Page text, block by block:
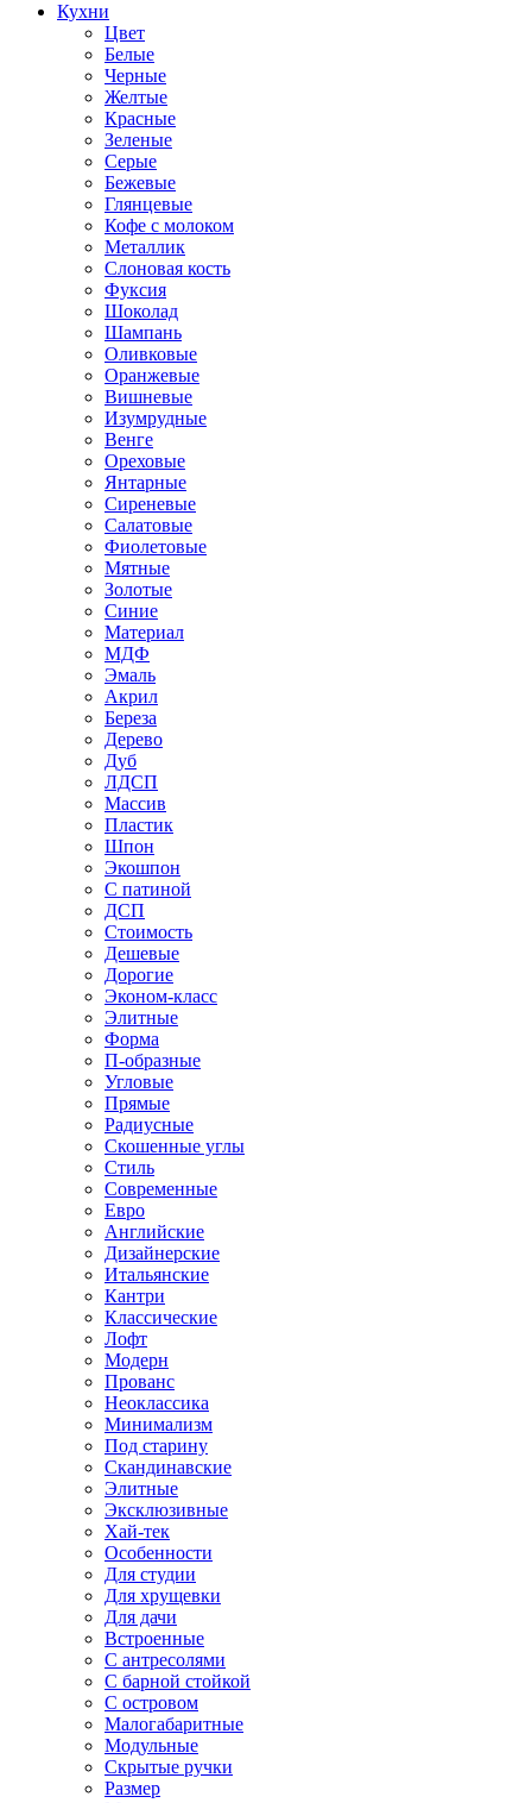
Кухни
Цвет
Белые
Черные
Желтые
Красные
Зеленые
Серые
Бежевые
Глянцевые
Кофе с молоком
Металлик
Слоновая кость
Фуксия
Шоколад
Шампань
Оливковые
Оранжевые
Вишневые
Изумрудные
Венге
Ореховые
Янтарные
Сиреневые
Салатовые
Фиолетовые
Мятные
Золотые
Синие
Материал
МДФ
Эмаль
Акрил
Береза
Дерево
Дуб
ЛДСП
Массив
Пластик
Шпон
Экошпон
С патиной
ДСП
Стоимость
Дешевые
Дорогие
Эконом-класс
Элитные
Форма
П-образные
Угловые
Прямые
Радиусные
Скошенные углы
Стиль
Современные
Евро
Английские
Дизайнерские
Итальянские
Кантри
Классические
Лофт
Модерн
Прованс
Неоклассика
Минимализм
Под старину
Скандинавские
Элитные
Эксклюзивные
Хай-тек
Особенности
Для студии
Для хрущевки
Для дачи
Встроенные
С антресолями
С барной стойкой
С островом
Малогабаритные
Модульные
Скрытые ручки
Размер